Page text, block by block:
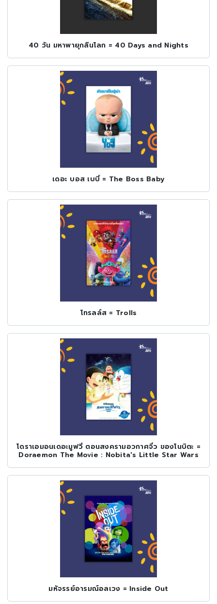
40 วัน มหาพายุกลืนโลก = 40 Days and Nights
เดอะ บอส เบบี้ = The Boss Baby
โทรลล์ส = Trolls
โดราเอมอนเดอะมูฟวี่ ตอนสงครามอวกาศจิ๋ว ของโนบิตะ =
Doraemon The Movie : Nobita's Little Star Wars
มหัจรรย์อารมณ์อลเวง = Inside Out